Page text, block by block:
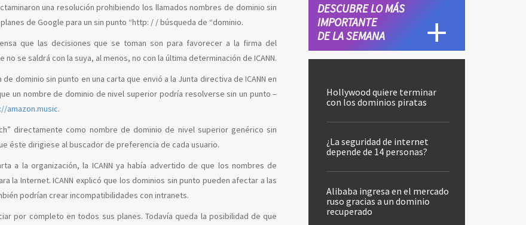
una resolución prohibiendo los llamados nombres de dominio sin
de Google para un sin punto “http: / / búsqueda de “dominio.
que las decisiones que se toman son para favorecer a la firma del
se saldrá con la suya, al menos, no con la última determinación de ICANN.
dominio sin punto en una carta que envió a la Junta directiva de ICANN en
un nombre de dominio de nivel superior podría resolverse sin un punto –
amazon.music.
directamente como nombre de dominio de nivel superior genérico sin
éste dirigiese al buscador de preferencia de cada usuario.
a la organización, la ICANN ya había advertido de que los nombres de
la Internet. ICANN explicó que los dominios sin punto pueden afectar a las
podrían crear incompatibilidades con intranets.
por completo en todos sus planes. Todavía queda la posibilidad de que
DESCUBRE LO MÁS
IMPORTANTE
DE LA SEMANA
Hollywood quiere terminar
con los dominios piratas
¿La seguridad de internet
depende de 14 personas?
Alibaba ingresa en el mercado
ruso gracias a un dominio
recuperado